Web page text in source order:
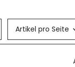
Artikel pro Seite